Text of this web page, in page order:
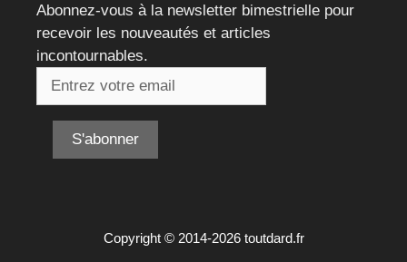
Abonnez-vous à la newsletter bimestrielle pour
recevoir les nouveautés et articles
incontournables.
Copyright © 2014-2026 toutdard.fr